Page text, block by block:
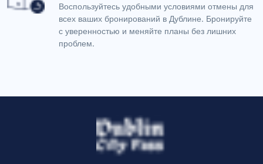
Воспользуйтесь удобными условиями отмены для
всех ваших бронирований в Дублине. Бронируйте
с уверенностью и меняйте планы без лишних
проблем.